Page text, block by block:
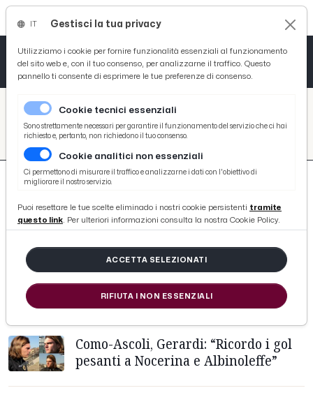
/ Picenotime
/ search
/
Ascoli, Marroccu: “Prolungamento di
Petrone decisione presa da tempo”
Como-Ascoli, Gerardi: “Ricordo i gol
pesanti a Nocerina e Albinoleffe”
Gestisci la tua privacy
Utilizziamo i cookie per fornire funzionalità essenziali al funzionamento
del sito web e, con il tuo consenso, per analizzarne il traffico. Questo
pannello ti consente di esprimere le tue preferenze di consenso.
Cookie tecnici essenziali
Sono strettamente necessari per garantire il funzionamento del servizio che ci hai
richiesto e, pertanto, non richiedono il tuo consenso.
Cookie analitici non essenziali
Ci permettono di misurare il traffico e analizzarne i dati con l'obiettivo di
migliorare il nostro servizio.
Puoi resettare le tue scelte eliminado i nostri cookie persistenti tramite
questo link. Per ulteriori informazioni consulta la nostra Cookie Policy.
ACCETTA SELEZIONATI
RIFIUTA I NON ESSENZIALI
Tutto News
Tutto Sport
Basket
Ciclismo
Tutto Curiosità